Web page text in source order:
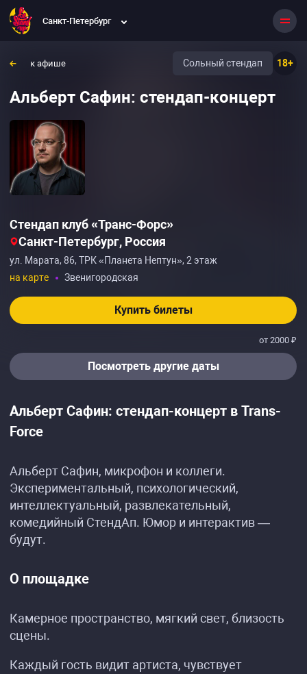
Санкт-Петербург
к афише 18+
Сольный стендап
Альберт Сафин: стендап-концерт
Стендап клуб «Транс-Форс»‎
Санкт-Петербург, Россия
ул. Марата, 86, ТРК «Планета Нептун», 2 этаж
на карте
Звенигородская
Купить билеты
от 2000 ₽
Посмотреть другие даты
Альберт Сафин: стендап-концерт в Trans-
Forcе
Альберт Сафин, микрофон и коллеги.
Экспериментальный, психологический,
интеллектуальный, развлекательный,
комедийный СтендАп. Юмор и интерактив —
будут.
О площадке
Камерное пространство, мягкий свет, близость
сцены.
Каждый гость видит артиста, чувствует